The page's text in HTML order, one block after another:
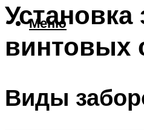
Меню
Установка
винтовых
Виды